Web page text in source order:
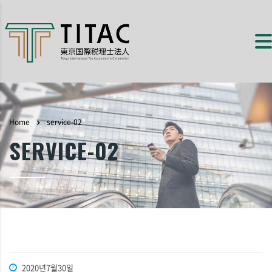
Home service-02
SERVICE-02
2020년7월30일